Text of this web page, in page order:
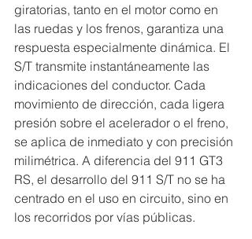
giratorias, tanto en el motor como en
las ruedas y los frenos, garantiza una
respuesta especialmente dinámica. El
S/T transmite instantáneamente las
indicaciones del conductor. Cada
movimiento de dirección, cada ligera
presión sobre el acelerador o el freno,
se aplica de inmediato y con precisión
milimétrica. A diferencia del 911 GT3
RS, el desarrollo del 911 S/T no se ha
centrado en el uso en circuito, sino en
los recorridos por vías públicas.